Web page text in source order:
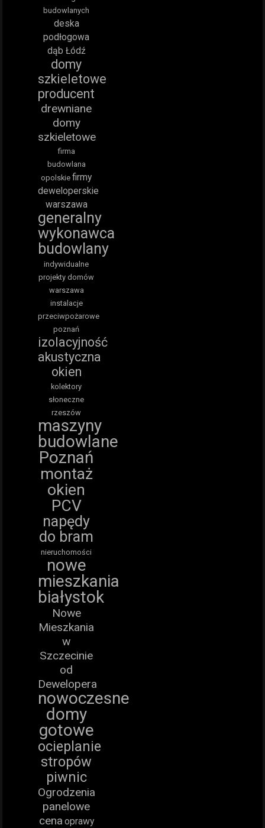
budowlanych
deska
podłogowa
dąb Łódź
domy
szkieletowe
producent
drewniane
domy
szkieletowe
firma
budowlana
opolskie firmy
deweloperskie
warszawa
generalny
wykonawca
budowlany
indywidualne
projekty domów
warszawa
instalacje
przeciwpożarowe
poznań
izolacyjność
akustyczna
okien
kolektory
słoneczne
rzeszów
maszyny
budowlane
Poznań
montaż
okien
PCV
napędy
do bram
nieruchomości
nowe
mieszkania
białystok
Nowe
Mieszkania
w
Szczecinie
od
Dewelopera
nowoczesne
domy
gotowe
ocieplanie
stropów
piwnic
Ogrodzenia
panelowe
cena oprawy